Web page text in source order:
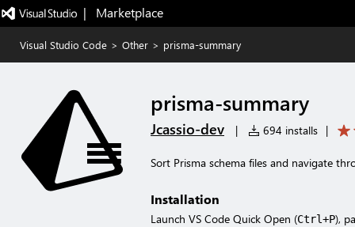
|   Marketplace
Visual Studio Code > Other > prisma-summary
prisma-summary
Jcassio-dev | 694 installs |
Sort Prisma schema files and navigate
Installation
Launch VS Code Quick Open (Ctrl+P),